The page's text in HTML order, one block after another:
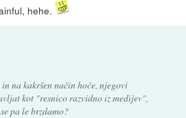
hehe.
in na kakršen način hoče, njegovi
kot "resnico razvidno iz medijev",
pa le brzdamo?